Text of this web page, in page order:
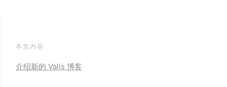
本页内容
介绍新的 Valis 博客